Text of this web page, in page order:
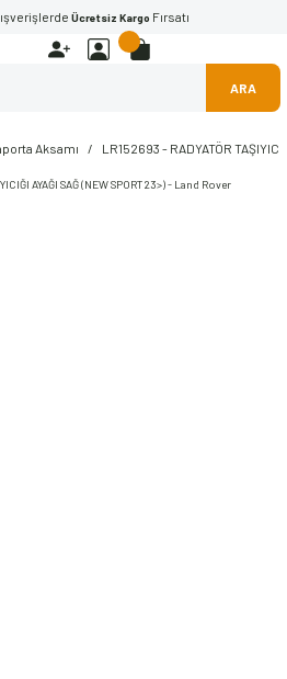
Ücretsiz Kargo Fırsatı
ARA
Aksamı LR152693 - RADYATÖR